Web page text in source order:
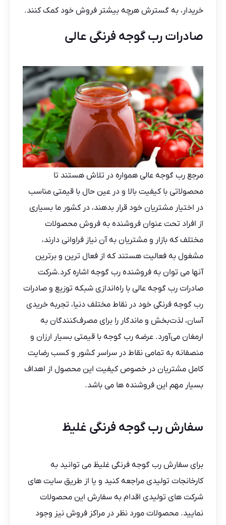
خریدار، به گسترش هرچه بیشتر فروش خود کمک کنند.
صادرات رب گوجه فرنگی عالی
مرجع رب گوجه عالی همواره در تلاش هستند تا
محصولاتی با کیفیت بالا و در عین حال با قیمتی مناسب
در اختیار مشتریان خود قرار بدهند، در کشور ما بسیاری
از افراد تحت عنوان فروشنده به فروش محصولات
مختلف که بازار و مشتریان به آن نیاز فراوانی دارند،
مشغول به فعالیت هستند که از فعال ترین و برترین
آنها می توان به فروشندهرب گوجه اشاره کرد.شرکت
صادرات رب گوجه عالی با راه‌اندازی شبکه توزیع و صادرات
رب گوجه فرنگی خود در نقاط مختلف دنیا، تجربه خریدی
آسان، لذت‌بخش و ماندگار را برای مصرف‌کنندگان به
ارمغان می‌آورد. عرضه رب گوجه با قیمتی بسیار ارزان و
منصفانه به تمامی نقاط در سراسر کشور و کسب رضایت
کامل مشتریان در خصوص کیفیت این محصول از اهداف
بسیار مهم این فروشنده ها می باشد.
سفارش رب گوجه فرنگی غلیظ
برای سفارش رب گوجه فرنگی غلیظ می توانید به
کارخانجات تولیدی مراجعه کنید و یا از طریق سایت های
شرکت های تولیدی اقدام به سفارش این محصولات
نمایید. محصولات مورد نظر در مراکز فروش نیز وجود